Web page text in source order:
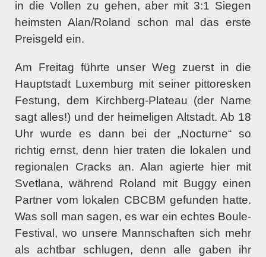
in die Vollen zu gehen, aber mit 3:1 Siegen
heimsten Alan/Roland schon mal das erste
Preisgeld ein.
Am Freitag führte unser Weg zuerst in die
Hauptstadt Luxemburg mit seiner pittoresken
Festung, dem Kirchberg-Plateau (der Name
sagt alles!) und der heimeligen Altstadt. Ab 18
Uhr wurde es dann bei der „Nocturne“ so
richtig ernst, denn hier traten die lokalen und
regionalen Cracks an. Alan agierte hier mit
Svetlana, während Roland mit Buggy einen
Partner vom lokalen CBCBM gefunden hatte.
Was soll man sagen, es war ein echtes Boule-
Festival, wo unsere Mannschaften sich mehr
als achtbar schlugen, denn alle gaben ihr